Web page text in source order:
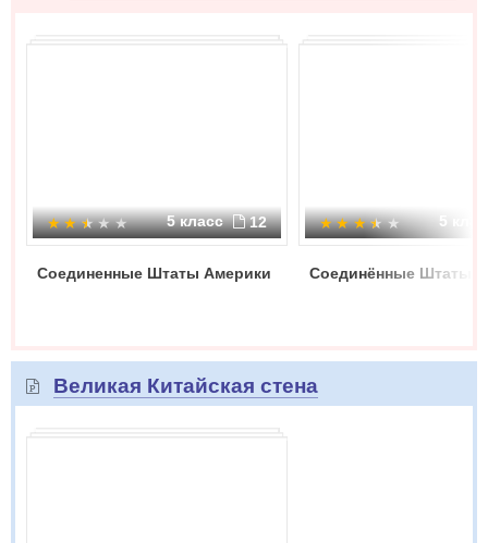
5 класс 12
Соединенные Штаты Америки
5
Соединённые Штаты
Великая Китайская стена